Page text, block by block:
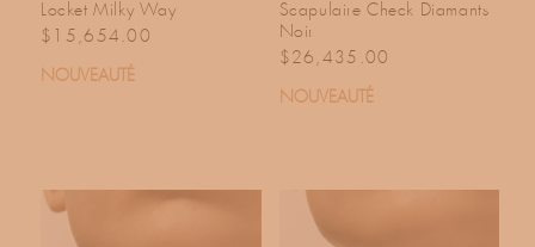
Locket Milky Way
Prix habituel
$15,654.00
NOUVEAUTÉ
Scapulaire Check Diamants
Noir
Prix habituel
$26,435.00
NOUVEAUTÉ